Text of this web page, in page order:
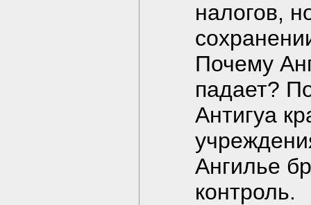
налогов,
Почему
падает?
Антигуа
Ангилье
контроль.